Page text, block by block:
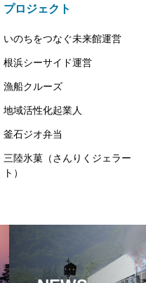
プロジェクト
いのちをつなぐ未来館運営
根浜シーサイド運営
漁船クルーズ
地域活性化起業人
釜石ジオ弁当
三陸氷菓（さんりくジェラー
ト）